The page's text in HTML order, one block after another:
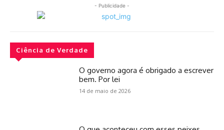
- Publicidade -
Ciência de Verdade
O governo agora é obrigado a escrever
bem. Por lei
14 de maio de 2026